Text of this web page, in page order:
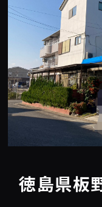
徳島県板